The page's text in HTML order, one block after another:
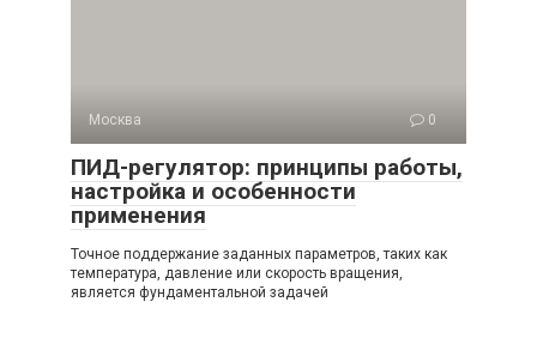
Москва 0
ПИД-регулятор: принципы работы,
настройка и особенности
применения
Точное поддержание заданных параметров, таких как
температура, давление или скорость вращения,
является фундаментальной задачей